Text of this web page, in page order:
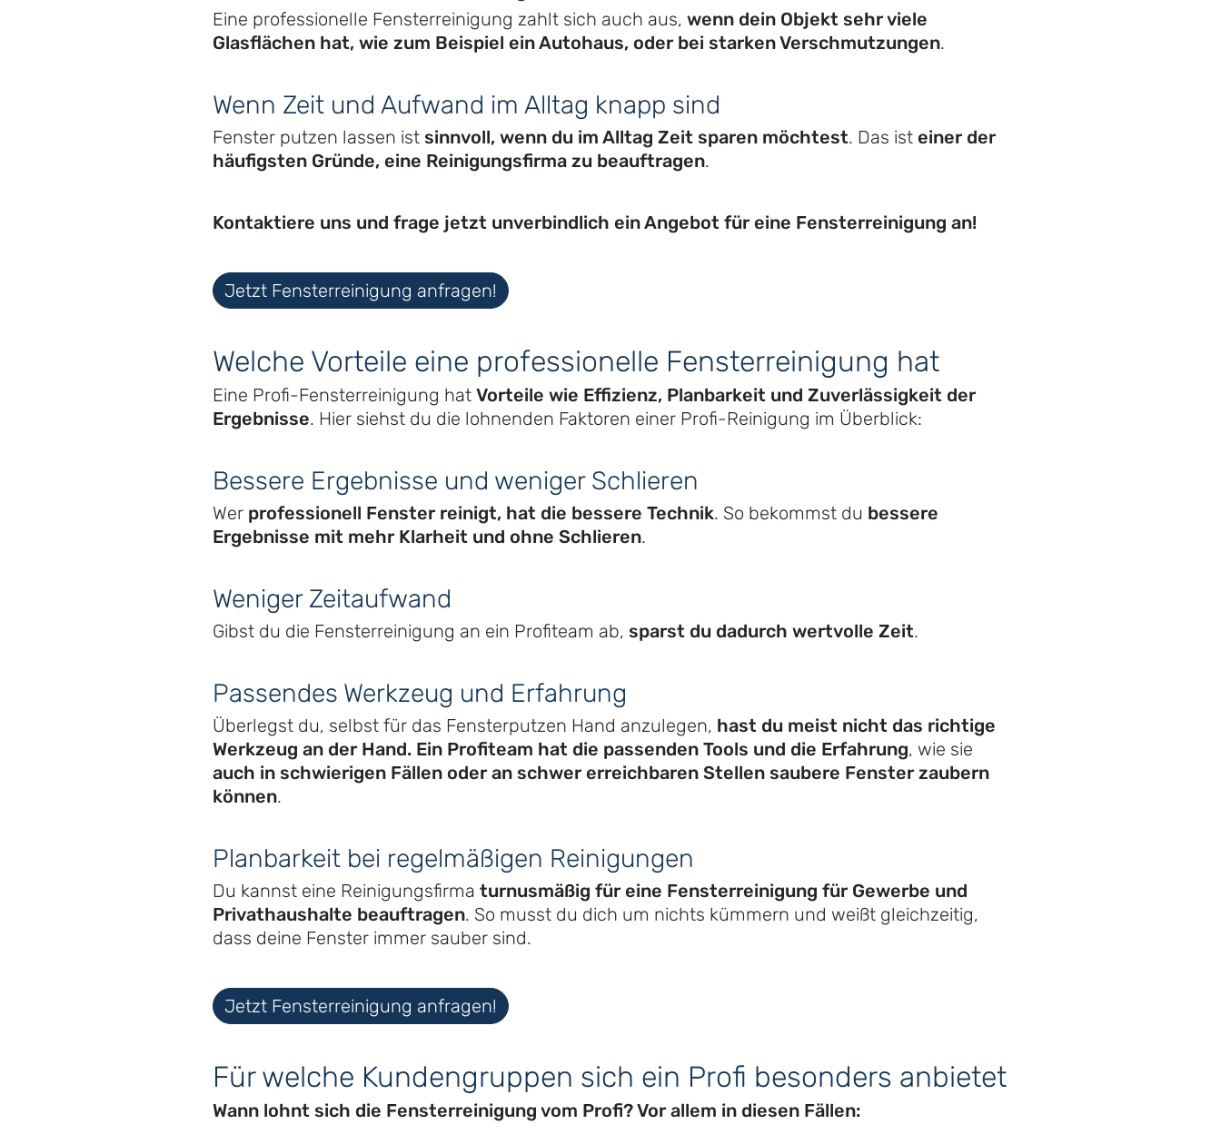
Eine professionelle Fensterreinigung zahlt sich auch aus, wenn dein Objekt sehr viele
Glasflächen hat, wie zum Beispiel ein Autohaus, oder bei starken Verschmutzungen.
Wenn Zeit und Aufwand im Alltag knapp sind
Fenster putzen lassen ist sinnvoll, wenn du im Alltag Zeit sparen möchtest. Das ist einer der
häufigsten Gründe, eine Reinigungsfirma zu beauftragen.
Kontaktiere uns und frage jetzt unverbindlich ein Angebot für eine Fensterreinigung an!
Jetzt Fensterreinigung anfragen!
Welche Vorteile eine professionelle Fensterreinigung hat
Eine Profi-Fensterreinigung hat Vorteile wie Effizienz, Planbarkeit und Zuverlässigkeit der
Ergebnisse. Hier siehst du die lohnenden Faktoren einer Profi-Reinigung im Überblick:
Bessere Ergebnisse und weniger Schlieren
Wer professionell Fenster reinigt, hat die bessere Technik. So bekommst du bessere
Ergebnisse mit mehr Klarheit und ohne Schlieren.
Weniger Zeitaufwand
Gibst du die Fensterreinigung an ein Profiteam ab, sparst du dadurch wertvolle Zeit.
Passendes Werkzeug und Erfahrung
Überlegst du, selbst für das Fensterputzen Hand anzulegen, hast du meist nicht das richtige
Werkzeug an der Hand. Ein Profiteam hat die passenden Tools und die Erfahrung, wie sie
auch in schwierigen Fällen oder an schwer erreichbaren Stellen saubere Fenster zaubern
können.
Planbarkeit bei regelmäßigen Reinigungen
Du kannst eine Reinigungsfirma turnusmäßig für eine Fensterreinigung für Gewerbe und
Privathaushalte beauftragen. So musst du dich um nichts kümmern und weißt gleichzeitig,
dass deine Fenster immer sauber sind.
Jetzt Fensterreinigung anfragen!
Für welche Kundengruppen sich ein Profi besonders anbietet
Wann lohnt sich die Fensterreinigung vom Profi? Vor allem in diesen Fällen: